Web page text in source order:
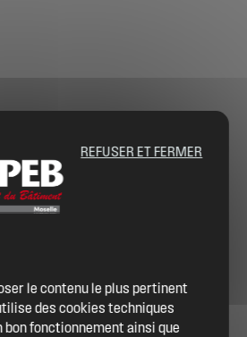
le contenu le plus pertinent
des cookies techniques
bon fonctionnement ainsi que
REFUSER ET FERMER